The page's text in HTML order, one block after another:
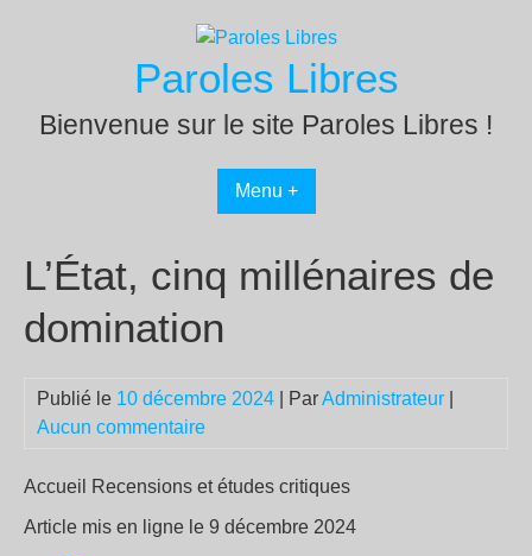
Paroles Libres
Bienvenue sur le site Paroles Libres !
Menu +
L’État, cinq millénaires de
domination
Publié le 10 décembre 2024 | ParAdministrateur
Aucun commentaire
Accueil Recensions et études critiques
Article mis en ligne le 9 décembre 2024